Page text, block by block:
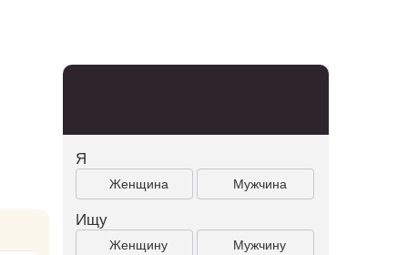
Я
Женщина Мужчина
Ищу
Женщину Мужчину